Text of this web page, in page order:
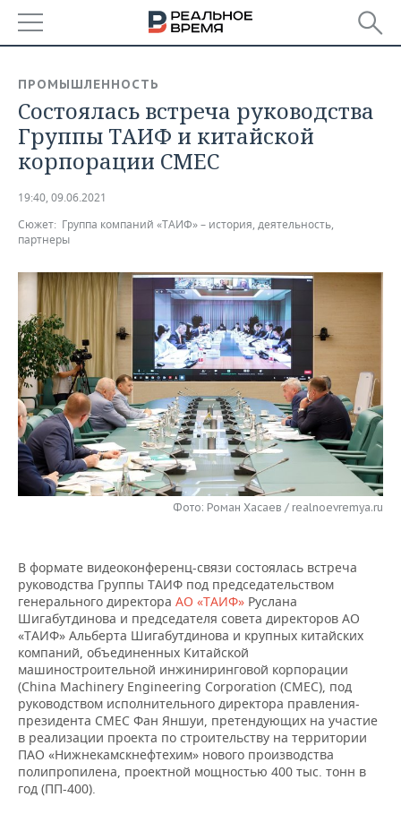
БАШКОРТОСТАН
ТАТАРСТАН
НОВОСТИ
АНАЛИТИКА
ДЕКЛАРАЦИИ О ДОХОДАХ
КОРОЛИ ГОСЗАКАЗА ПФО
ВУЗЫ ТАТАРСТАНА
КОМУ ПРИНАДЛЕЖАТ
ТОРГОВЫЕ ЦЕНТРЫ
ТАТАРСТАНА
НОВОСТИ ЭКОНОМИКИ
ФИНАНСЫ
БАНКИ
БЮДЖЕТ
ИНВЕСТИЦИИ
ПРОМЫШЛЕННОСТЬ
НОВОСТИ
ПРОМЫШЛЕННОСТИ
АГРОПРОМ
МАШИНОСТРОЕНИЕ
НЕФТЕХИМИЯ
НЕФТЬ
ОПК
НЕДВИЖИМОСТЬ
НОВОСТИ НЕДВИЖИМОСТИ
АВТО
НОВОСТИ АВТО
БИЗНЕС
НОВОСТИ БИЗНЕСА
РОЗНИЧНАЯ ТОРГОВЛЯ
ТРАНСПОРТ
ТЕХНОЛОГИИ
НОВОСТИ ТЕХНОЛОГИЙ
IT
ТЕЛЕКОММУНИКАЦИИ
МЕРОПРИЯТИЯ
НОВОСТИ МЕРОПРИЯТИЙ
ВЫЕЗДНАЯ РЕДАКЦИЯ
БИЗНЕС-БРАНЧИ
ONLINE-КОНФЕРЕНЦИИ
ОТКРЫТАЯ ЛЕКЦИЯ
СПОРТ
ФУТБОЛ
ХОККЕЙ
БАСКЕТБОЛ
ВОЛЕЙБОЛ
КИБЕРСПОРТ
ФИГУРНОЕ КАТАНИЕ
НОВОСТИ ОБЩЕСТВА
ВЛАСТЬ
ИНФРАСТРУКТУРА
ИСТОРИЯ
КУЛЬТУРА
МЕДИЦИНА
ФОТОГАЛЕРЕЯ
СЮЖЕТЫ
СПРАВОЧНИК
СПИСОК ПЕРСОН
СПИСОК КОМПАНИЙ
ПОЛНАЯ ВЕРСИЯ
ПРОМЫШЛЕННОСТЬ
Состоялась встреча руководства
Группы ТАИФ и китайской
корпорации СМЕС
19:40, 09.06.2021
Сюжет: Группа компаний «ТАИФ» – история, деятельность,
партнеры
Фото: Роман Хасаев / realnoevremya.ru
В формате видеоконференц-связи состоялась встреча
руководства Группы ТАИФ под председательством
генерального директора АО «ТАИФ» Руслана
Шигабутдинова и председателя совета директоров АО
«ТАИФ» Альберта Шигабутдинова и крупных китайских
компаний, объединенных Китайской
машиностроительной инжиниринговой корпорации
(China Machinery Engineering Corporation (СМЕС), под
руководством исполнительного директора правления-
президента СМЕС Фан Яншуи, претендующих на участие
в реализации проекта по строительству на территории
ПАО «Нижнекамскнефтехим» нового производства
полипропилена, проектной мощностью 400 тыс. тонн в
год (ПП-400).